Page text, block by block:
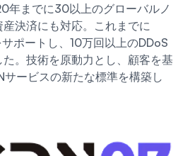
年までに30以上のグローバルノ
決済にも対応。これまでに
ポートし、10万回以上のDDoS
。技術を原動力とし、顧客を基
ービスの新たな標準を構築し